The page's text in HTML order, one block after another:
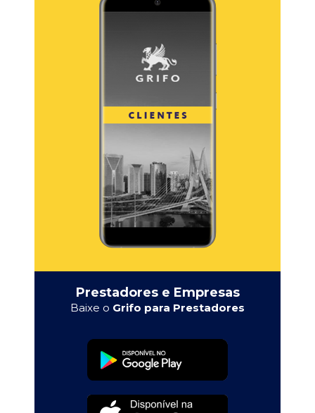
Prestadores e Empresas
Baixe o Grifo para Prestadores